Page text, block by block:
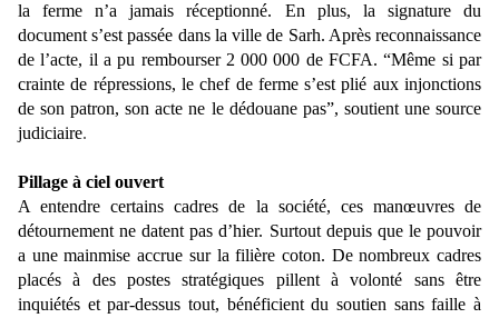
la ferme n’a jamais réceptionné. En plus, la signature du
document s’est passée dans la ville de Sarh. Après reconnaissance
de l’acte, il a pu rembourser 2 000 000 de FCFA. “Même si par
crainte de répressions, le chef de ferme s’est plié aux injonctions
de son patron, son acte ne le dédouane pas”, soutient une source
judiciaire.
Pillage à ciel ouvert
A entendre certains cadres de la société, ces manœuvres de
détournement ne datent pas d’hier. Surtout depuis que le pouvoir
a une mainmise accrue sur la filière coton. De nombreux cadres
placés à des postes stratégiques pillent à volonté sans être
inquiétés et par-dessus tout, bénéficient du soutien sans faille à